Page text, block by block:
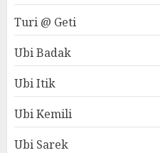
Turi @ Geti
Ubi Badak
Ubi Itik
Ubi Kemili
Ubi Sarek